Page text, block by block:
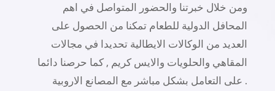
ومن خلال خبرتنا والحضور المتواصل في اهم
المحافل الدولية للطعام تمكنا من الحصول على
العديد من الوكالات الايطالية تحديدا في مجالات
المقاهي والحلويات والايس كريم , كما حرصنا دائما
على التعامل بشكل مباشر مع المصانع الاروبية .